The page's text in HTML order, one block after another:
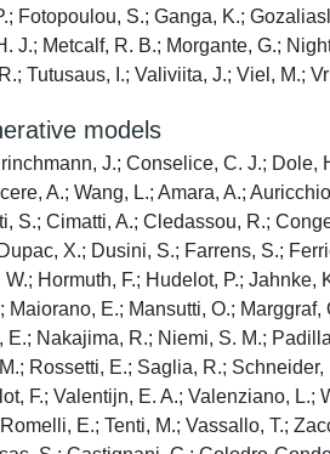
Fotopoulou, S.; Ganga, K.;
J.; Metcalf, R. B.; Morgante, G.;
Tutusaus, I.; Valiviita, J.; Viel, M.;
models
J.; Conselice, C. J.; Dole,
A.; Wang, L.; Amara, A.;
S.; Cimatti, A.; Cledassou, R.;
X.; Dusini, S.; Farrens, S.;
Hormuth, F.; Hudelot, P.; Jahnke,
E.; Mansutti, O.; Marggraf,
Nakajima, R.; Niemi, S. M.;
Rossetti, E.; Saglia, R.; Schneider,
F.; Valentijn, E. A.; Valenziano, L.;
E.; Tenti, M.; Vassallo, T.;